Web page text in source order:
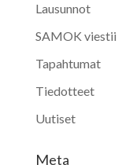
Lausunnot
SAMOK viestii
Tapahtumat
Tiedotteet
Uutiset
Meta